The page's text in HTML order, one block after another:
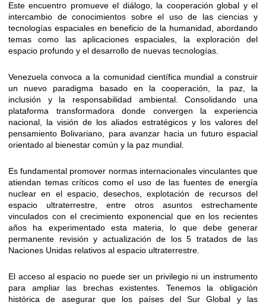
Este encuentro promueve el diálogo, la cooperación global y el
intercambio de conocimientos sobre el uso de las ciencias y
tecnologías espaciales en beneficio de la humanidad, abordando
temas como las aplicaciones espaciales, la exploración del
espacio profundo y el desarrollo de nuevas tecnologías.
Venezuela convoca a la comunidad científica mundial a construir
un nuevo paradigma basado en la cooperación, la paz, la
inclusión y la responsabilidad ambiental. Consolidando una
plataforma transformadora donde convergen la experiencia
nacional, la visión de los aliados estratégicos y los valores del
pensamiento Bolivariano, para avanzar hacia un futuro espacial
orientado al bienestar común y la paz mundial.
Es fundamental promover normas internacionales vinculantes que
atiendan temas críticos como el uso de las fuentes de energía
nuclear en el espacio, desechos, explotación de recursos del
espacio ultraterrestre, entre otros asuntos estrechamente
vinculados con el crecimiento exponencial que en los recientes
años ha experimentado esta materia, lo que debe generar
permanente revisión y actualización de los 5 tratados de las
Naciones Unidas relativos al espacio ultraterrestre.
El acceso al espacio no puede ser un privilegio ni un instrumento
para ampliar las brechas existentes. Tenemos la obligación
histórica de asegurar que los países del Sur Global y las